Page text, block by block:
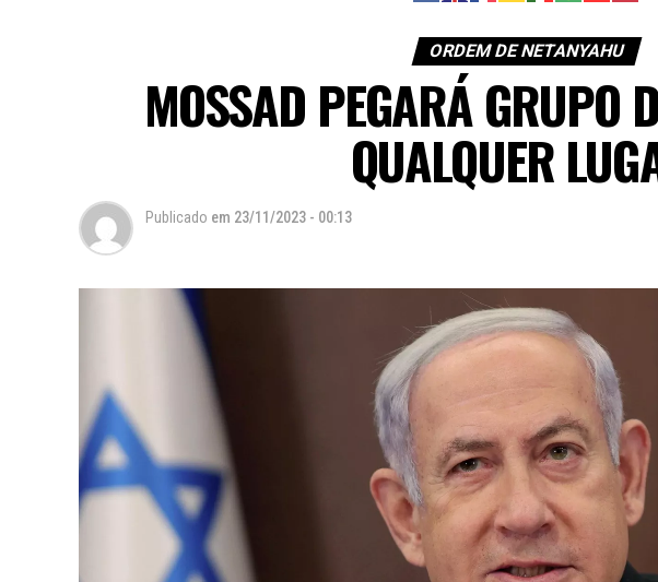
ORDEM DE NETANYAHU
MOSSAD PEGARÁ GRUPO
QUALQUER
Publicado em 23/11/2023 - 00:13